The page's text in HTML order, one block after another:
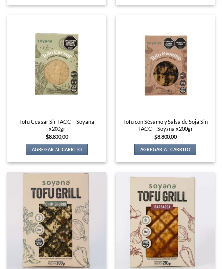
Tofu Ceasar Sin TACC – Soyana
x200gr
$8.800,00
AGREGAR AL CARRITO
Tofu con Sésamo y Salsa de Soja Sin
TACC – Soyana x200gr
$8.800,00
AGREGAR AL CARRITO